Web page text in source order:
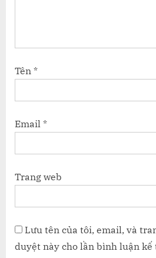
Tên *
Email *
Trang web
Lưu tên của tôi, email, và
duyệt này cho lần bình luận kế